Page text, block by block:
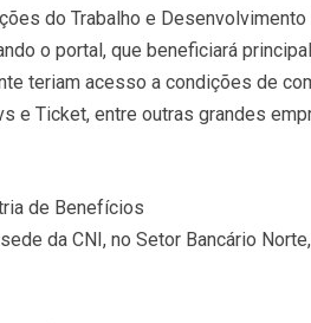
do Trabalho e
o portal, que beneficiará
teriam acesso a condições de
e Ticket, entre outras grandes
de Benefícios
da CNI, no Setor Bancário